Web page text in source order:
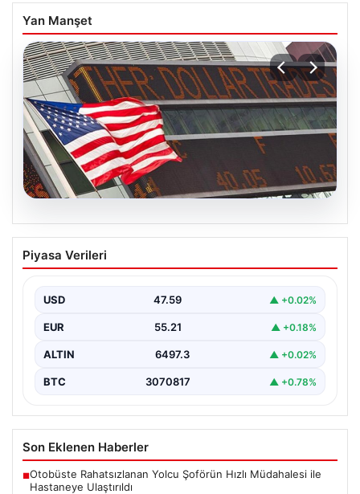
Yan Manşet
04.08.2026
FED Faiz Kararı Ne Zaman Açıklanacak?
Nisan Ayı İçin Belirlenen Tarih ve Piyasa
Altın, dolar, borsa ve kripto para yatırımcılarının
Piyasa Verileri
USD 47.59 ▲ +0.02%
EUR 55.21 ▲ +0.18%
ALTIN 6497.3 ▲ +0.02%
BTC 3070817 ▲ +0.78%
Son Eklenen Haberler
■Otobüste Rahatsızlanan Yolcu Şoförün Hızlı Müdahalesi ile
Hastaneye Ulaştırıldı